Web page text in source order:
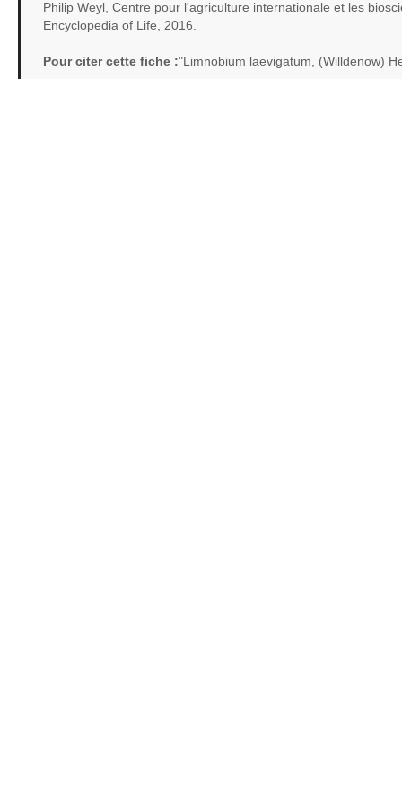
Philip Weyl, Centre pour l'agriculture internationale et les
Encyclopedia of Life, 2016.
Pour citer cette fiche :"Limnobium laevigatum, (Willdenow)